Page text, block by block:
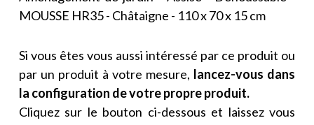
MOUSSE HR35 - Châtaigne - 110 x 70 x 15 cm
Si vous êtes vous aussi intéressé par ce produit ou
par un produit à votre mesure, lancez-vous dans
la configuration de votre propre produit.
Cliquez sur le bouton ci-dessous et laissez vous